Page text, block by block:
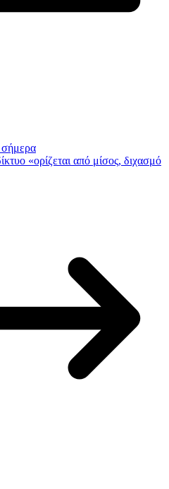
σήμερα
«ορίζεται από μίσος, διχασμό